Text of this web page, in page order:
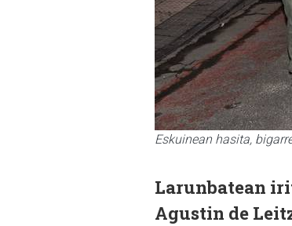
Eskuinean hasita,
Larunbatean
Agustin de